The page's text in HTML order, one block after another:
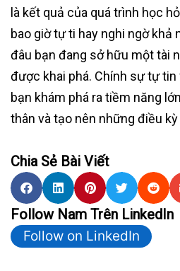
là kết quả của quá trình học
bao giờ tự ti hay nghi ngờ khả
đâu bạn đang sở hữu một tài
được khai phá. Chính sự tự
bạn khám phá ra tiềm năng
thân và tạo nên những điều kỳ
Chia Sẻ Bài Viết
Follow Nam Trên LinkedIn
Follow on LinkedIn